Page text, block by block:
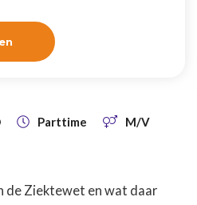
 Parttime  M/V
de Ziektewet en wat daar